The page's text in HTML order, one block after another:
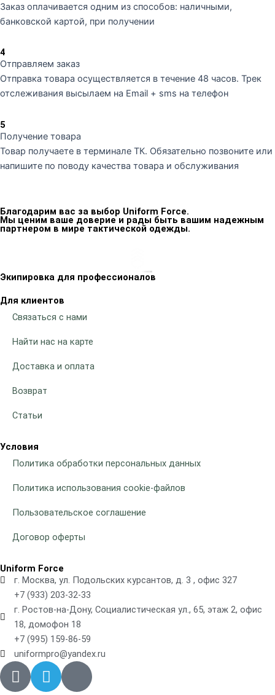
Заказ оплачивается одним из способов: наличными,
банковской картой, при получении
4
Отправляем заказ
Отправка товара осуществляется в течение 48 часов. Трек
отслеживания высылаем на Email + sms на телефон
5
Получение товара
Товар получаете в терминале ТК. Обязательно позвоните или
напишите по поводу качества товара и обслуживания
Благодарим вас за выбор Uniform Force.
Мы ценим ваше доверие и рады быть вашим надежным
партнером в мире тактической одежды.
Экипировка для профессионалов
Для клиентов
Связаться с нами
Найти нас на карте
Доставка и оплата
Возврат
Статьи
Условия
Политика обработки персональных данных
Политика использования cookie-файлов
Пользовательское соглашение
Договор оферты
Uniform Force
г. Москва, ул. Подольских курсантов, д. 3 , офис 327
+7 (933) 203-32-33
г. Ростов-на-Дону, Социалистическая ул., 65, этаж 2, офис
18, домофон 18
+7 (995) 159-86-59
uniformpro@yandex.ru
R
i
T
e
V